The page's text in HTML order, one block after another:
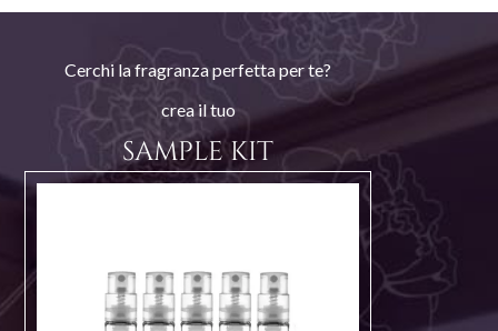
Cerchi la fragranza perfetta per te?
crea il tuo
SAMPLE KIT